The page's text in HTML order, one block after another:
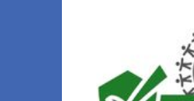
è la
online di
tutti,
con